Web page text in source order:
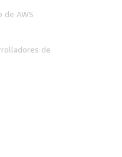
de AWS
de